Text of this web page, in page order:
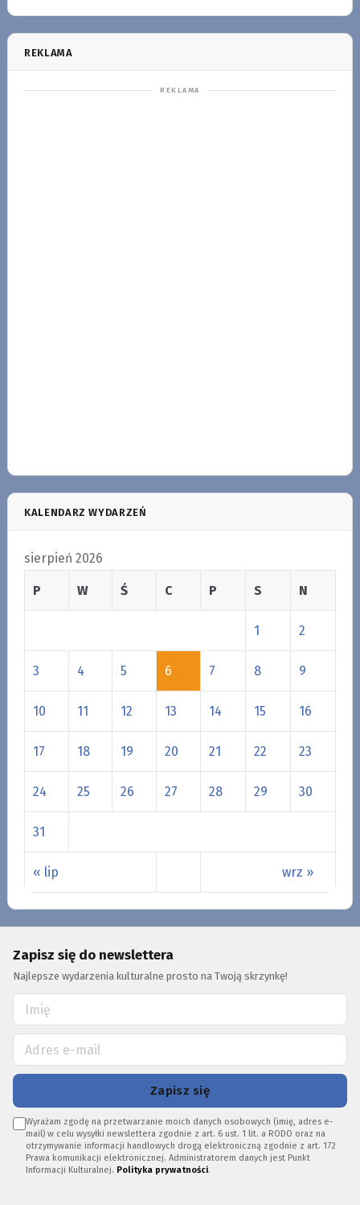
REKLAMA
KALENDARZ WYDARZEŃ
sierpień 2026
P W Ś C P S N
« lip wrz »
1 2
3 4 5 6 7 8 9
10 11 12 13 14 15 16
17 18 19 20 21 22 23
24 25 26 27 28 29 30
31
Zapisz się do newslettera
Najlepsze wydarzenia kulturalne prosto na Twoją skrzynkę!
Zapisz się
Wyrażam zgodę na przetwarzanie moich danych osobowych (imię, adres e-
mail) w celu wysyłki newslettera zgodnie z art. 6 ust. 1 lit. a RODO oraz na
otrzymywanie informacji handlowych drogą elektroniczną zgodnie z art. 172
Prawa komunikacji elektronicznej. Administratorem danych jest Punkt
Informacji Kulturalnej. Polityka prywatności.